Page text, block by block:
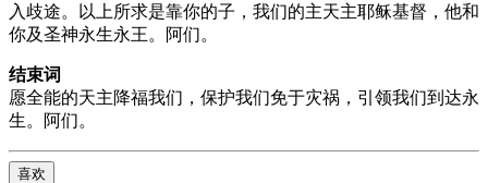
入歧途。以上所求是靠你的子，我们的主天主耶稣基督，他和
你及圣神永生永王。阿们。
结束词
愿全能的天主降福我们，保护我们免于灾祸，引领我们到达永
生。阿们。
喜欢